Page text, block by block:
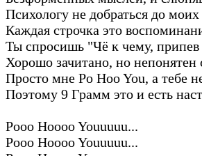
Психологу не добраться до
Каждая строчка это
Ты спросишь "Чё к чему,
Хорошо зачитано, но
Просто мне Po Hoo You, а тебе
Поэтому 9 Грамм это и есть
Pooo Hoooo Youuuuu...
Pooo Hoooo Youuuuu...